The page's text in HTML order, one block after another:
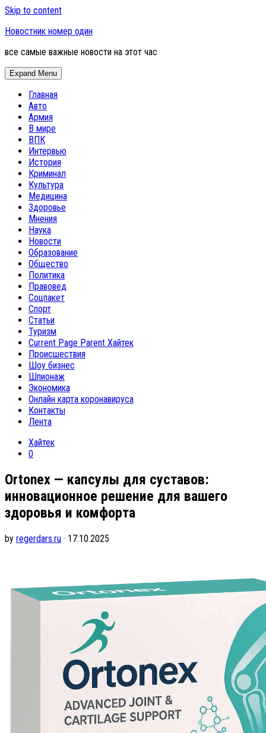
Skip to content
Новостник номер один
все самые важные новости на этот час
Expand Menu
Главная
Авто
Армия
В мире
ВПК
Интервью
История
Криминал
Культура
Медицина
Здоровье
Мнения
Наука
Новости
Образование
Общество
Политика
Правовед
Соцпакет
Спорт
Статьи
Туризм
Current Page Parent Хайтек
Происшествия
Шоу бизнес
Шпионаж
Экономика
Онлайн карта коронавируса
Контакты
Лента
Хайтек
0
Ortonex — капсулы для суставов:
инновационное решение для вашего
здоровья и комфорта
by regerdars.ru · 17.10.2025